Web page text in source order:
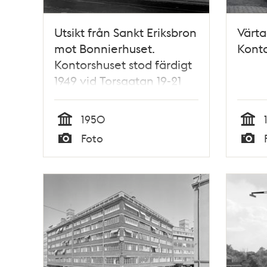
Utsikt från Sankt Eriksbron
mot Bonnierhuset.
Kontorshuset stod färdigt
1949 vid Torsgatan 19-21
Tid
1950
Typ
Foto Tid
Typ